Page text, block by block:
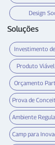
Design
Soluções
Investimento
Produto
Orçamento
Prova de
Ambiente
Camp para